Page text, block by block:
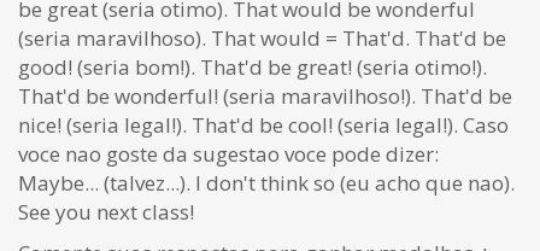
be great (seria otimo). That would be wonderful
(seria maravilhoso). That would = That'd. That'd be
good! (seria bom!). That'd be great! (seria otimo!).
That'd be wonderful! (seria maravilhoso!). That'd be
nice! (seria legal!). That'd be cool! (seria legal!). Caso
voce nao goste da sugestao voce pode dizer:
Maybe... (talvez...). I don't think so (eu acho que nao).
See you next class!